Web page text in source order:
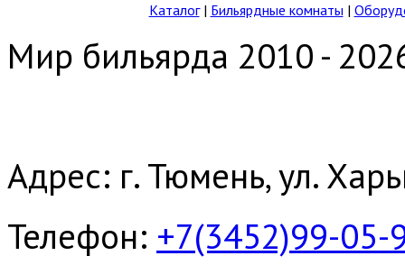
Каталог| Бильярдные комнаты |
Мир бильярда 2010 -
Адрес: г. Тюмень, ул.
Телефон: +7(3452)99-05-